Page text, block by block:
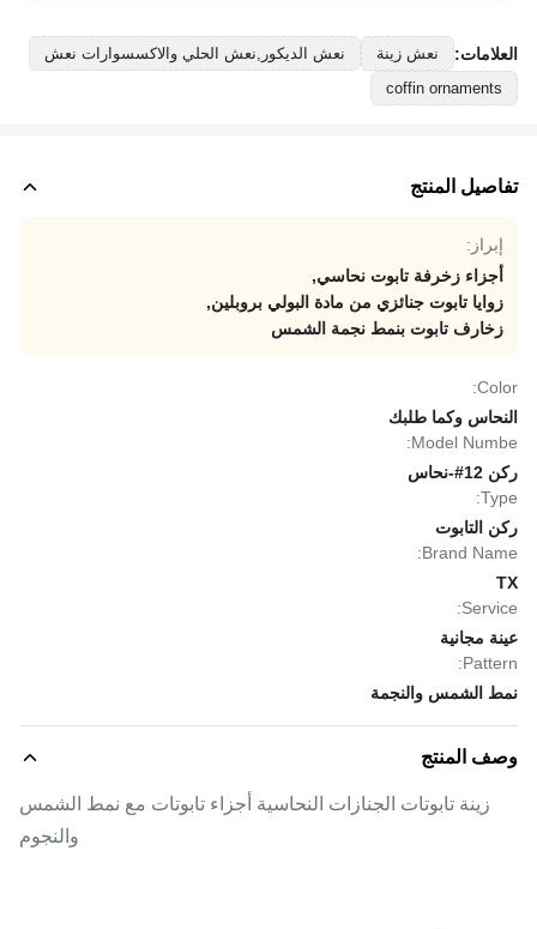
العلامات: نعش زينة
نعش الديكور,نعش الحلي والاكسسوارات نعش
coffin ornaments
تفاصيل المنتج
إبراز:
أجزاء زخرفة تابوت نحاسي,
زوايا تابوت جنائزي من مادة البولي بروبلين,
زخارف تابوت بنمط نجمة الشمس
Color:
النحاس وكما طلبك
Model Numbe:
ركن 12#-نحاس
Type:
ركن التابوت
Brand Name:
TX
Service:
عينة مجانية
Pattern:
نمط الشمس والنجمة
وصف المنتج
زينة تابوتات الجنازات النحاسية أجزاء تابوتات مع نمط الشمس
والنجوم